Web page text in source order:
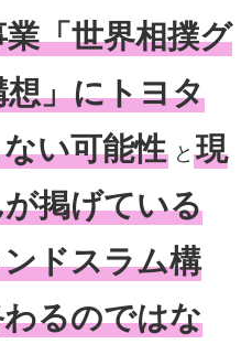
「世界相撲グ
」にトヨタ
い可能性と 現
掲げている
ドスラム構
るのではな